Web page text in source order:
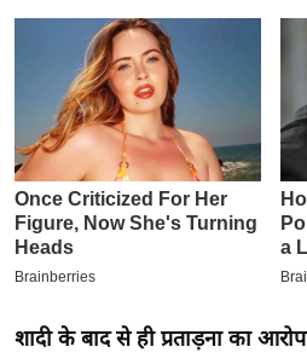
पे
प
र
मि
ल
शादी के बाद से ही प्रताड़ना का आरोप